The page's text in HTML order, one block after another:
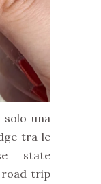
una
tra le
state
road trip